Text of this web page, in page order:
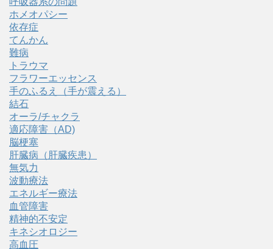
ホメオパシー
依存症
てんかん
難病
トラウマ
フラワーエッセンス
手のふるえ（手が震える）
結石
オーラ/チャクラ
適応障害（AD)
脳梗塞
肝臓病（肝臓疾患）
無気力
波動療法
エネルギー療法
血管障害
精神的不安定
キネシオロジー
高血圧